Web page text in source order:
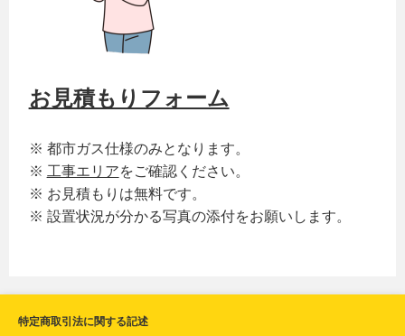
お見積もりフォーム
※ 都市ガス仕様のみとなります。
※ 工事エリアをご確認ください。
※ お見積もりは無料です。
※ 設置状況が分かる写真の添付をお願いします。
特定商取引法に関する記述